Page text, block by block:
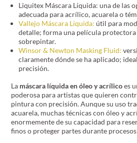
Liquitex Máscara Líquida: una de las
adecuada para acrílico, acuarela o
Vallejo Máscara Líquida: útil para
detalle; forma una película protectora
sobrepintar.
Winsor & Newton Masking Fluid:
claramente dónde se ha aplicado;
precisión.
La máscara líquida en óleo y acrílicoes
poderosa para artistas que quieren
pintura con precisión. Aunque su uso
acuarela, muchas técnicas con óleo y
enormemente de su capacidad para
finos o proteger partes durante procesos